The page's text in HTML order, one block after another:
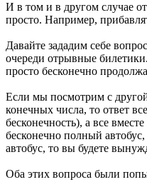
И в том и в другом случае
просто. Например,
Давайте зададим себе
очереди отрывные
просто бесконечно
Если мы посмотрим с
конечных числа, то ответ
бесконечность), а все
бесконечно полный
автобус, то вы будете
Оба этих вопроса были